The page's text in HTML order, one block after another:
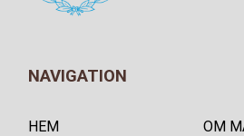
NAVIGATION
HEM
OM